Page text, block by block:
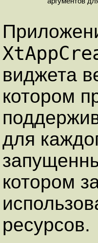
виджета
котором
для
котором
ресурсов.